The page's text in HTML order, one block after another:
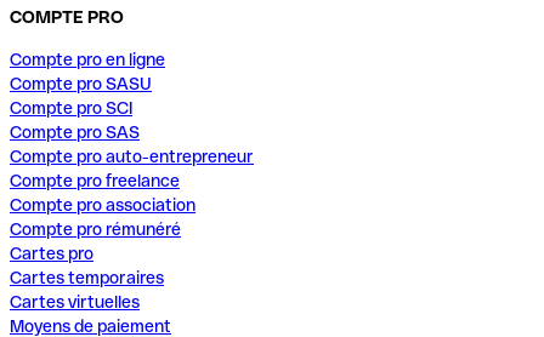
COMPTE PRO
Compte pro en ligne
Compte pro SASU
Compte pro SCI
Compte pro SAS
Compte pro auto-entrepreneur
Compte pro freelance
Compte pro association
Compte pro rémunéré
Cartes pro
Cartes temporaires
Cartes virtuelles
Moyens de paiement